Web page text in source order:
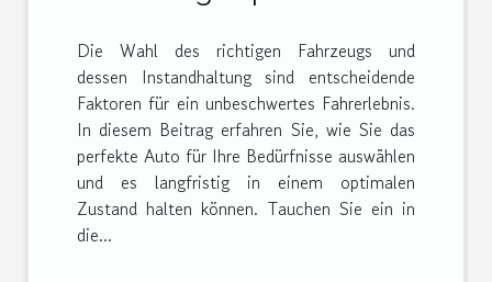
Die Wahl des richtigen Fahrzeugs und
dessen Instandhaltung sind entscheidende
Faktoren für ein unbeschwertes Fahrerlebnis.
In diesem Beitrag erfahren Sie, wie Sie das
perfekte Auto für Ihre Bedürfnisse auswählen
und es langfristig in einem optimalen
Zustand halten können. Tauchen Sie ein in
die...